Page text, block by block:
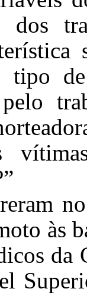
dos
tipo
às
da